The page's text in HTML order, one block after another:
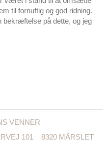
til fornuftig og god ridning.
bekræftelse på dette, og jeg
VENNER
101
8320 MÅRSLET